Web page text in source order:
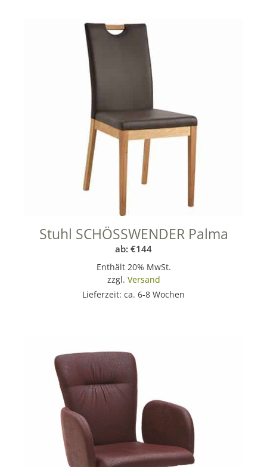
Stuhl SCHÖSSWENDER Palma
ab: €144
Enthält 20% MwSt.
zzgl. Versand
Lieferzeit: ca. 6-8 Wochen